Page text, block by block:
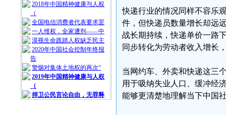
2018年中国精神健康与人权
（
全国电信消费者代表要求罢
一人维权，全家遭刑——中
漠视生命践踏人权缺乏民主
2020年中国社会控制年终报
告
警惕对集体土地权的再次“
2019年中国精神健康与人权
（
捍卫公民言论自由，无罪释
快递行业的情况同样不容乐
件，但快递员数量增长却远
战长期持续，快递单价一路
同步转化为劳动者收入增长
当网约车、外卖和快递这三
用于吸纳失业人口、缓冲经
能够更清楚地理解当下中国